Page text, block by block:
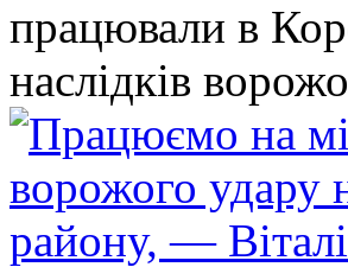
працювали в
наслідків